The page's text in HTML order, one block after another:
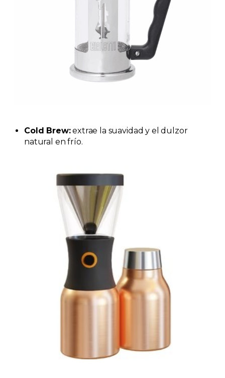
Cold Brew:extrae la suavidad y el dulzor
natural en frío.